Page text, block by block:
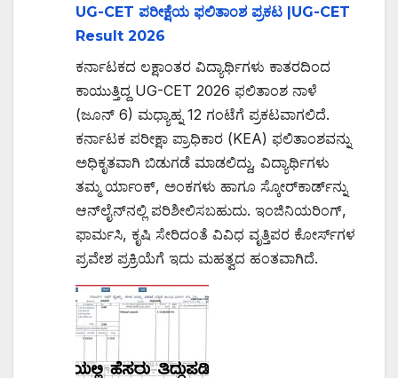
UG-CET ಪರೀಕ್ಷೆಯ ಫಲಿತಾಂಶ ಪ್ರಕಟ |UG-CET
Result 2026
ಕರ್ನಾಟಕದ ಲಕ್ಷಾಂತರ ವಿದ್ಯಾರ್ಥಿಗಳು ಕಾತರದಿಂದ
ಕಾಯುತ್ತಿದ್ದ UG-CET 2026 ಫಲಿತಾಂಶ ನಾಳೆ
(ಜೂನ್ 6) ಮಧ್ಯಾಹ್ನ 12 ಗಂಟೆಗೆ ಪ್ರಕಟವಾಗಲಿದೆ.
ಕರ್ನಾಟಕ ಪರೀಕ್ಷಾ ಪ್ರಾಧಿಕಾರ (KEA) ಫಲಿತಾಂಶವನ್ನು
ಅಧಿಕೃತವಾಗಿ ಬಿಡುಗಡೆ ಮಾಡಲಿದ್ದು, ವಿದ್ಯಾರ್ಥಿಗಳು
ತಮ್ಮ ರ್ಯಾಂಕ್, ಅಂಕಗಳು ಹಾಗೂ ಸ್ಕೋರ್‌ಕಾರ್ಡ್‌ನ್ನು
ಆನ್‌ಲೈನ್‌ನಲ್ಲಿ ಪರಿಶೀಲಿಸಬಹುದು. ಇಂಜಿನಿಯರಿಂಗ್,
ಫಾರ್ಮಸಿ, ಕೃಷಿ ಸೇರಿದಂತೆ ವಿವಿಧ ವೃತ್ತಿಪರ ಕೋರ್ಸ್‌ಗಳ
ಪ್ರವೇಶ ಪ್ರಕ್ರಿಯೆಗೆ ಇದು ಮಹತ್ವದ ಹಂತವಾಗಿದೆ.